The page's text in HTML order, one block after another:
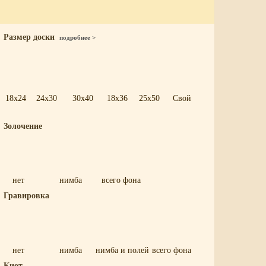
Размер доски подробнее >
18x24 24x30 30x40 18x36 25x50 Свой
Золочение
нет нимба
всего фона
Гравировка
нет нимба нимба и полей всего фона